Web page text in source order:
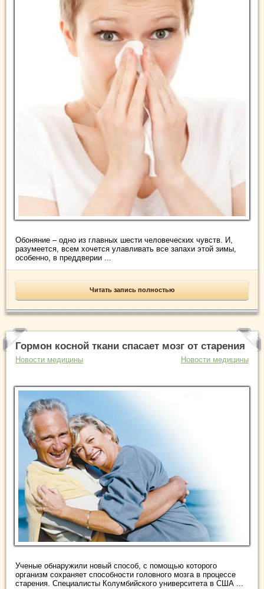
Обоняние – одно из главных шести человеческих чувств. И,
разумеется, всем хочется улавливать все запахи этой зимы,
особенно, в преддверии ...
Читать запись полностью
Гормон косной ткани спасает мозг от старения
Новости медицины Новости медицины
Ученые обнаружили новый способ, с помощью которого
организм сохраняет способности головного мозга в процессе
старения. Специалисты Колумбийского университета в США ...